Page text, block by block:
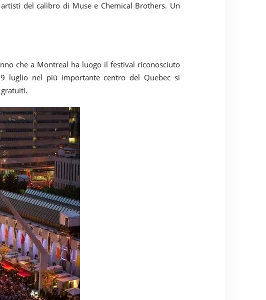
del calibro di Muse e Chemical Brothers. Un
che a Montreal ha luogo il festival riconosciuto
luglio nel più importante centro del Quebec si